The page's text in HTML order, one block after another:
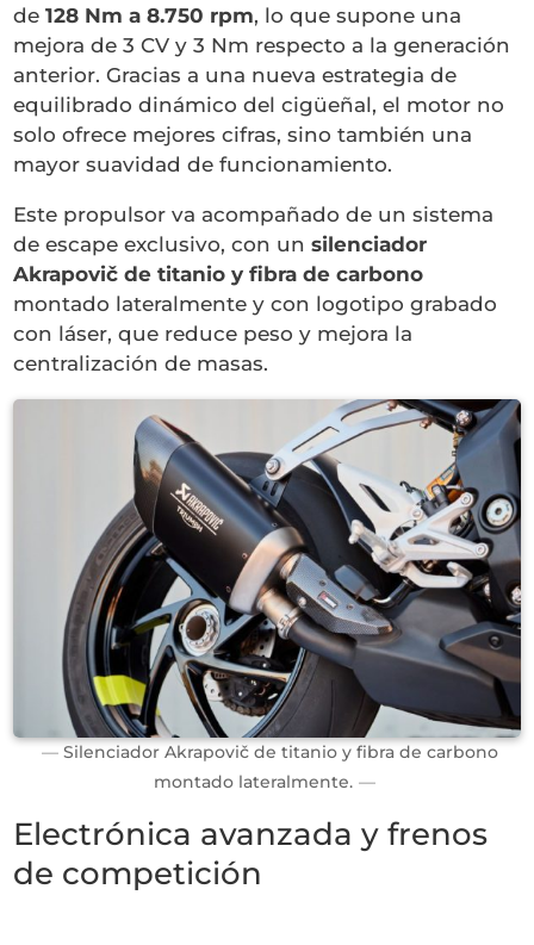
de128 Nm a 8.750 rpm, lo que supone una
mejora de 3 CV y 3 Nm respecto a la generación
anterior. Gracias a una nueva estrategia de
equilibrado dinámico del cigüeñal, el motor no
solo ofrece mejores cifras, sino también una
mayor suavidad de funcionamiento.
Este propulsor va acompañado de un sistema
de escape exclusivo, con unsilenciador
Akrapovič de titanio y fibra de carbono
montado lateralmente y con logotipo grabado
con láser, que reduce peso y mejora la
centralización de masas.
Silenciador Akrapovič de titanio y fibra de carbono
montado lateralmente.
Electrónica avanzada y frenos
de competición